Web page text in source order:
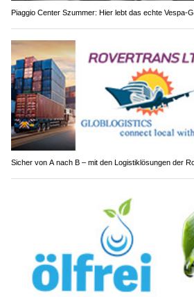
Piaggio Center Szummer: Hier lebt das echte Vespa-
Sicher von A nach B – mit den Logistiklösungen der